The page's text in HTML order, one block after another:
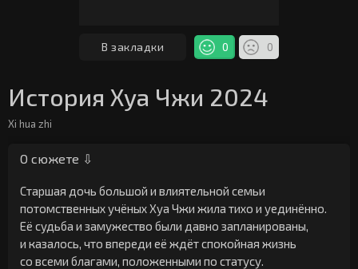
В закладки 0 0
История Хуа Чжи 2024
Xi hua zhi
О сюжете ⇩
Старшая дочь большой и влиятельной семьи
потомственных учёных Хуа Чжи жила тихо и уединённо.
Её судьба и замужество были давно запланированы,
и казалось, что впереди её ждёт спокойная жизнь
со всеми благами, положенными по статусу.